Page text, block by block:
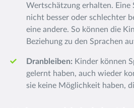
Wertschätzung erhalten.
nicht besser oder schlechter
eine andere. So können die
Beziehung zu den Sprachen
Dranbleiben: Kinder können
gelernt haben, auch wieder
sie keine Möglichkeit haben,